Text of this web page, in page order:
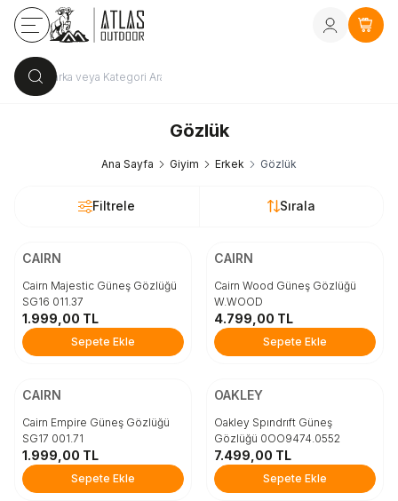
Kayıt Ol veya
Gözlük
Ana Sayfa Giyim Erkek Gözlük
Filtrele Sırala
Beden
STD
Sepete Ekle
CAIRN
Cairn Majestic Güneş Gözlüğü
SG16 011.37
1.999,00 TL
Sepete Ekle
Beden
STD
Sepete Ekle
CAIRN
Cairn Wood Güneş Gözlüğü
W.WOOD
4.799,00 TL
Sepete Ekle
Beden
STD
Sepete Ekle
CAIRN
Cairn Empire Güneş Gözlüğü
SG17 001.71
1.999,00 TL
Sepete Ekle
Beden
STD
Sepete Ekle
OAKLEY
Oakley Spındrıft Güneş
Gözlüğü 0OO9474.0552
7.499,00 TL
Sepete Ekle